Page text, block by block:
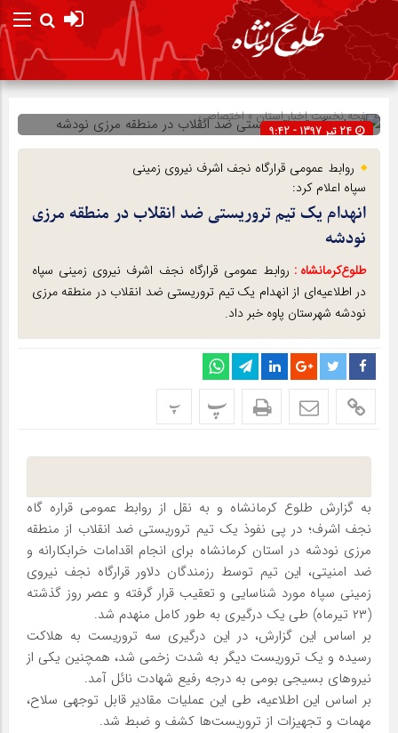
صفحه نخستاخبار استان»اختصاصی
24 تیر 1397 - 9:42
شناسه : 8127
روابط عمومی قرارگاه نجف اشرف نیروی زمینی
سپاه اعلام کرد:
انهدام یک تیم تروریستی ضد انقلاب در منطقه مرزی
نودشه
طلوع‌‌کرمانشاه : روابط عمومی قرارگاه نجف اشرف نیروی زمینی سپاه
در اطلاعیه‌ای از انهدام یک تیم تروریستی ضد انقلاب در منطقه مرزی
نودشه شهرستان پاوه خبر داد.
پ پ
به گزارش طلوع کرمانشاه و به نقل از روابط عمومی قراره گاه
نجف اشرف؛ در پی نفوذ یک تیم تروریستی ضد انقلاب از منطقه
مرزی نودشه در استان کرمانشاه برای انجام اقدامات خرابکارانه و
ضد امنیتی، این تیم توسط رزمندگان دلاور قرارگاه نجف نیروی
زمینی سپاه مورد شناسایی و تعقیب قرار گرفته و عصر روز گذشته
(۲۳ تیرماه) طی یک درگیری به طور کامل منهدم شد.
بر اساس این گزارش، در این درگیری سه تروریست به هلاکت
رسیده و یک تروریست دیگر به شدت زخمی شد، همچنین یکی از
نیرو‌های بسیجی بومی به درجه رفیع شهادت نائل آمد.
بر اساس این اطلاعیه، طی این عملیات مقادیر قابل توجهی سلاح،
مهمات و تجهیزات از تروریست‌ها کشف و ضبط شد.